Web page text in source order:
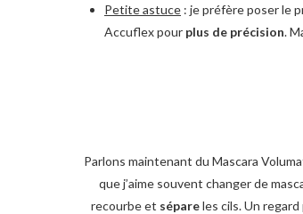
Petite astuce : je préfère poser le
Accuflex pour plus de précision.
Parlons maintenant du Mascara
que j’aime souvent changer de
recourbe et sépareles cils. Un